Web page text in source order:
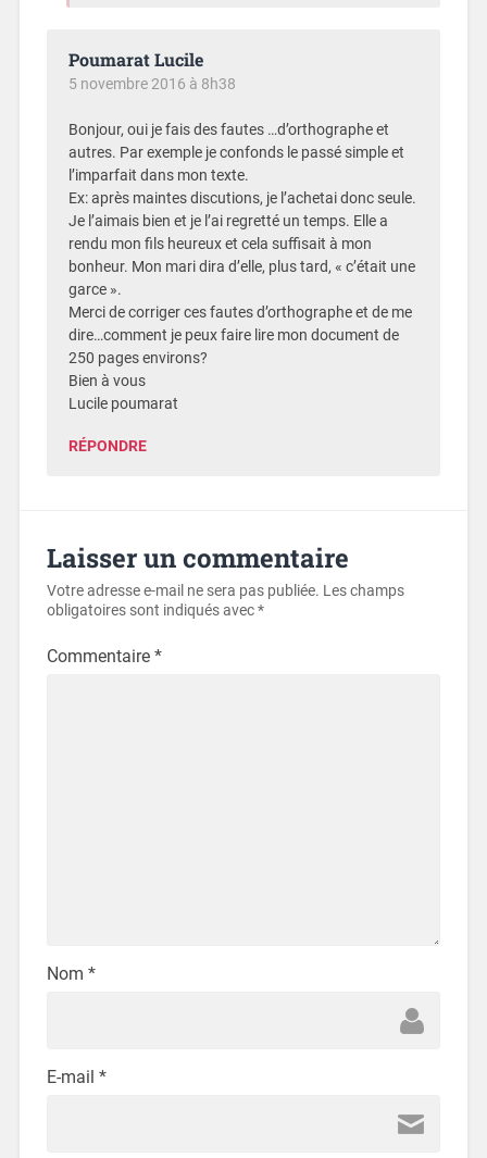
Poumarat Lucile
5 novembre 2016 à 8h38
Bonjour, oui je fais des fautes …d’orthographe et
autres. Par exemple je confonds le passé simple et
l’imparfait dans mon texte.
Ex: après maintes discutions, je l’achetai donc seule.
Je l’aimais bien et je l’ai regretté un temps. Elle a
rendu mon fils heureux et cela suffisait à mon
bonheur. Mon mari dira d’elle, plus tard, « c’était une
garce ».
Merci de corriger ces fautes d’orthographe et de me
dire…comment je peux faire lire mon document de
250 pages environs?
Bien à vous
Lucile poumarat
RÉPONDRE
Laisser un commentaire
Votre adresse e-mail ne sera pas publiée. Les champs
obligatoires sont indiqués avec*
Commentaire *
Nom *
E-mail *